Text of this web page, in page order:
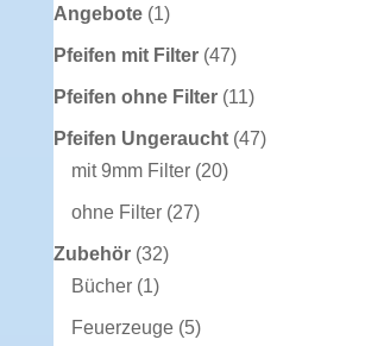
Angebote 11
Produkt
Pfeifen mit Filter 4747
Produkte
Pfeifen ohne Filter 1111
Produkte
Pfeifen Ungeraucht 4747
mit 9mm Filter 2020
ohne Filter 2727
Zubehör 3232
Bücher 11
Produkt
Feuerzeuge 55